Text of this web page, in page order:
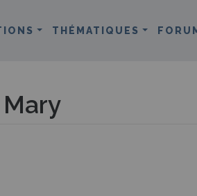
THÉMATIQUES